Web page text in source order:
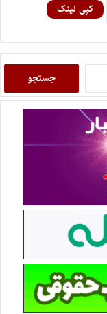
کپی لینک